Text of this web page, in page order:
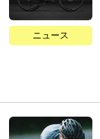
ニュース